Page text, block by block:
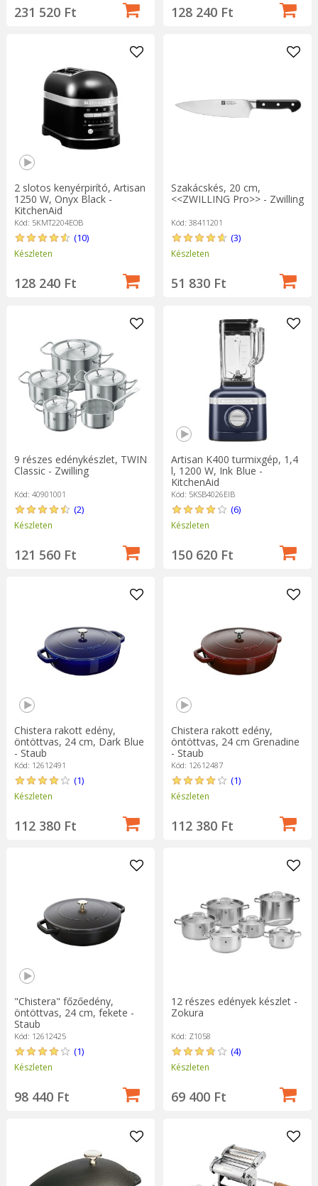
231 520 Ft 128 240 Ft
2 slotos kenyérpirító, Artisan
1250 W, Onyx Black -
KitchenAid
Kód: 5KMT2204EOB
(10)
Készleten
128 240 Ft
Szakácskés, 20 cm,
<<ZWILLING Pro>> - Zwilling
Kód: 38411201
(3)
Készleten
51 830 Ft
9 részes edénykészlet, TWIN
Classic - Zwilling
Kód: 40901001
(2)
Készleten
121 560 Ft
Artisan K400 turmixgép, 1,4
l, 1200 W, Ink Blue -
KitchenAid
Kód: 5KSB4026EIB
(6)
Készleten
150 620 Ft
Chistera rakott edény,
öntöttvas, 24 cm, Dark Blue
- Staub
Kód: 12612491
(1)
Készleten
112 380 Ft
Chistera rakott edény,
öntöttvas, 24 cm Grenadine
- Staub
Kód: 12612487
(1)
Készleten
112 380 Ft
"Chistera" főzőedény,
öntöttvas, 24 cm, fekete -
Staub
Kód: 12612425
(1)
Készleten
98 440 Ft
12 részes edények készlet -
Zokura
Kód: Z1058
(4)
Készleten
69 400 Ft